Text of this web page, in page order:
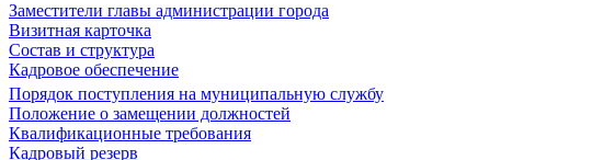
Заместители главы администрации города
Визитная карточка
Состав и структура
Кадровое обеспечение
Порядок поступления на муниципальную службу
Положение о замещении должностей
Квалификационные требования
Кадровый резерв